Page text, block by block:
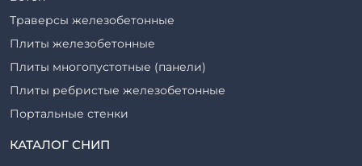
Траверсы железобетонные
Плиты железобетонные
Плиты многопустотные (панели)
Плиты ребристые железобетонные
Портальные стенки
Прогоны железобетонные
КАТАЛОГ СНИП